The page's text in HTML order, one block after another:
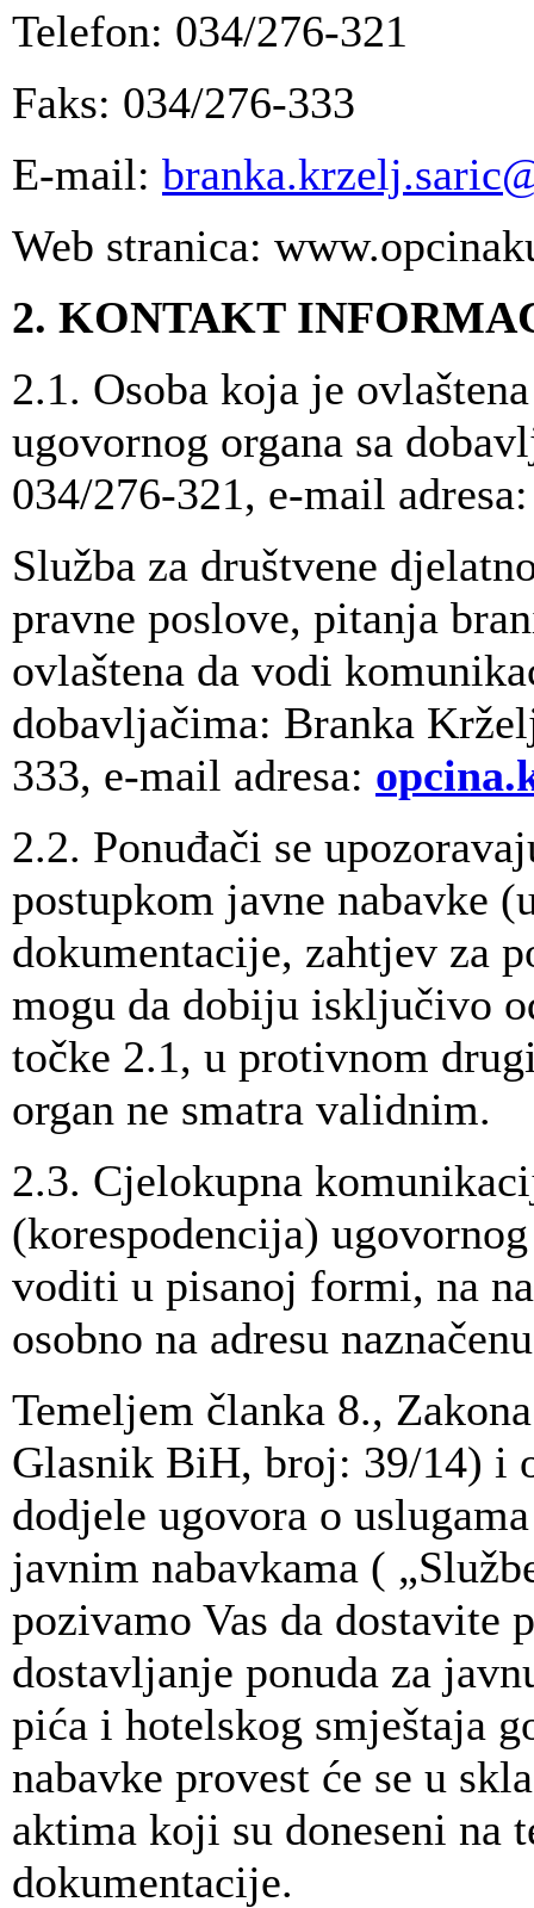
Telefon: 034/276-321
Faks: 034/276-333
E-mail:
Web stranica:
2. KONTAKT
2.1. Osoba koja je
ugovornog organa sa
034/276-321, e-mail
Služba za društvene
pravne poslove, pitanja
ovlaštena da vodi
dobavljačima: Branka
333, e-mail adresa:
2.2. Ponuđači se
postupkom javne nabavke
dokumentacije, zahtjev za
mogu da dobiju isključivo
točke 2.1, u protivnom
organ ne smatra validnim.
2.3. Cjelokupna
(korespodencija)
voditi u pisanoj formi, na
osobno na adresu
Temeljem članka 8.,
Glasnik BiH, broj: 39/14) i
dodjele ugovora o
javnim nabavkama (
pozivamo Vas da dostavite
dostavljanje ponuda za
pića i hotelskog smještaja
nabavke provest će se u
aktima koji su doneseni na
dokumentacije.